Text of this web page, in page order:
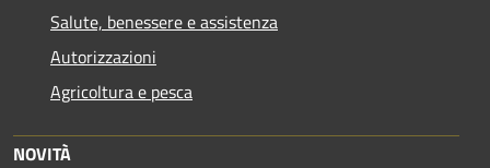
Salute, benessere e assistenza
Autorizzazioni
Agricoltura e pesca
NOVITÀ